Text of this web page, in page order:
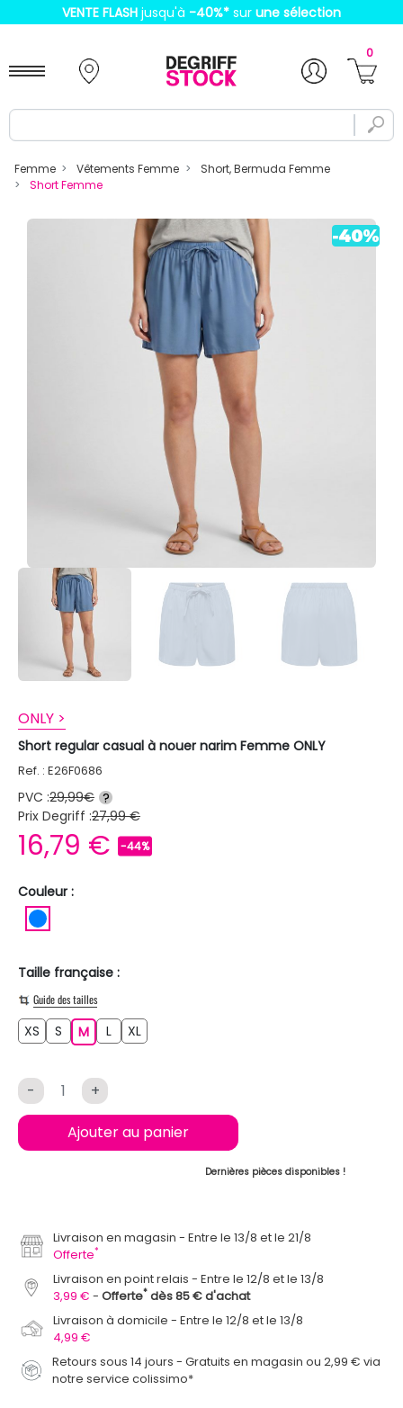
VENTE FLASH jusqu'à -40%* sur une sélection
0
Femme Vêtements Femme
Short, Bermuda Femme
Short Femme
ONLY >
Short regular casual à nouer narim Femme ONLY
Ref. : E26F0686
PVC :29,99€ ?
Prix Degriff :27,99 €
16,79 € -44%
Couleur :
Taille française :
Guide des tailles
XS S MM L XL
- +
Ajouter au panier
Dernières pièces disponibles !
Livraison en magasin
Entre le 13/8 et le 21/8
Offerte*
Livraison en point relais
Entre le 12/8 et le 13/8
3,99 €
Offerte* dès 85 € d'achat
Livraison à domicile
Entre le 12/8 et le 13/8
4,99 €
Retours sous 14 jours - Gratuits en magasin ou 2,99 € via
notre service colissimo*